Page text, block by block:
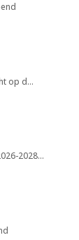
op d…
2028…